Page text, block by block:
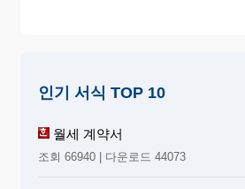
인기 서식 TOP 10
월세 계약서
조회 66940 | 다운로드 44073